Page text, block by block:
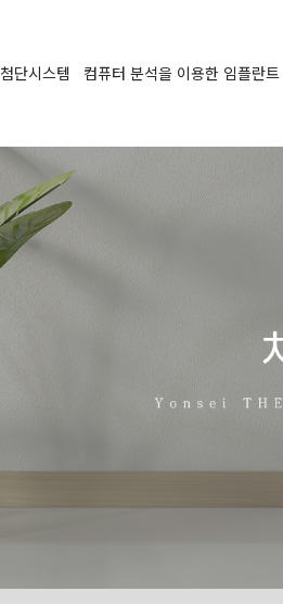
첨단시스템 컴퓨터 분석을 이용한 임플란트